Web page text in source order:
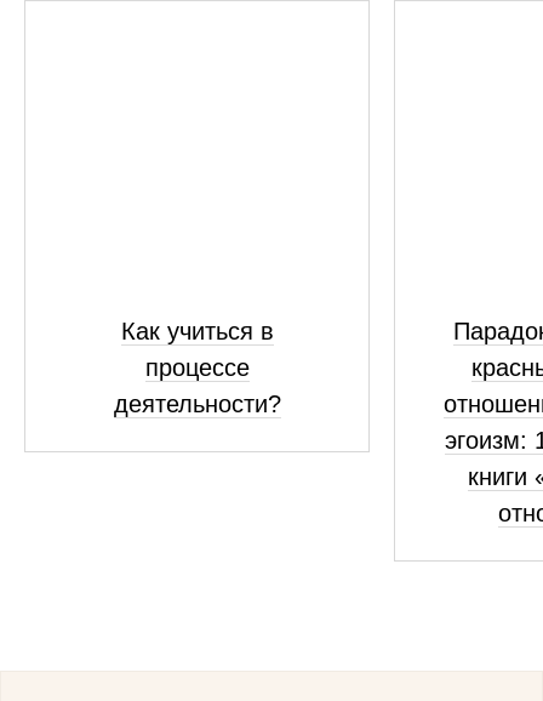
Как учиться в
процессе
деятельности?
эгоизм:
книги